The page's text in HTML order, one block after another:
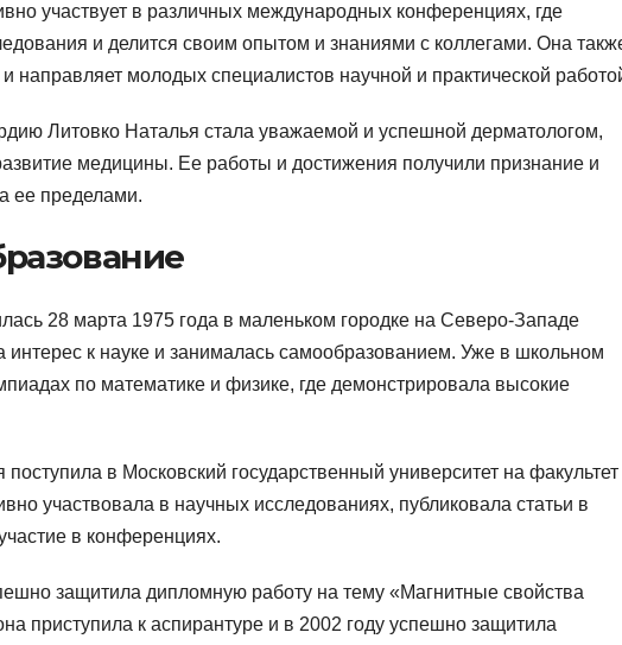
участвует в различных международных конференциях, где
и делится своим опытом и знаниями с коллегами. Она
направляет молодых специалистов научной и практической
Литовко Наталья стала уважаемой и успешной дерматологом,
медицины. Ее работы и достижения получили признание и
ее пределами.
28 марта 1975 года в маленьком городке на Северо-Западе
интерес к науке и занималась самообразованием. Уже в школьном
по математике и физике, где демонстрировала высокие
в Московский государственный университет на факультет
участвовала в научных исследованиях, публиковала статьи в
в конференциях.
защитила дипломную работу на тему «Магнитные свойства
приступила к аспирантуре и в 2002 году успешно защитила